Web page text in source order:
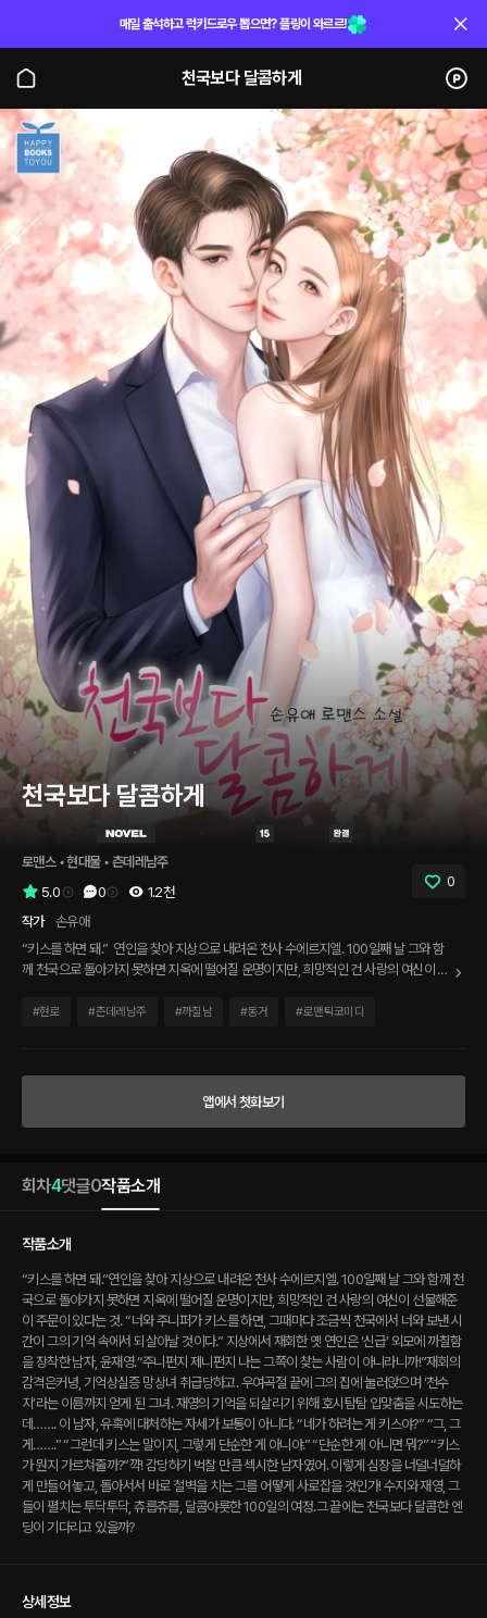
매일 출석하고 럭키드로우 뽑으면? 플링이 와르르!
천국보다 달콤하게
천국보다 달콤하게
로맨스 • 현대물 • 츤데레남주
5.0
0 1.2천
0
작가
손유애
​“키스를 하면 돼.” ​ 연인을 찾아 지상으로 내려온 천사 수에르지엘. 100일째 날 그와 함
께 천국으로 돌아가지 못하면 지옥에 떨어질 운명이지만, 희망적인 건 사랑의 여신이 선
와 보낸 시간이 그의 기억 속에서 되살아날 것이다.” 지상에서 재회한 옛 연인은 ‘신급’
에 눌러앉으며 ‘천수지’라는 이름까지 얻게 된 그녀. 재영의 기억을 되살리기 위해 호시
탐탐 입맞춤을 시도하는데……. 이 남자, 유혹에 대처하는 자세가 보통이 아니다. “네가
게 사로잡을 것인가! 수지와 재영, 그들이 펼치는 투닥투닥, 츄릅츄릅, 달콤야릇한 100
일의 여정. ​ 그 끝에는 천국보다 달콤한 엔딩이 기다리고 있을까?​
#현로 #츤데레남주 #까칠남 #동거 #로맨틱코미디
앱에서 첫화보기
회차4댓글0작품소개
작품소개
​“키스를 하면 돼.” ​ 연인을 찾아 지상으로 내려온 천사 수에르지엘. 100일째 날 그와 함께 천
국으로 돌아가지 못하면 지옥에 떨어질 운명이지만, 희망적인 건 사랑의 여신이 선물해준
이 주문이 있다는 것. “너와 주니퍼가 키스를 하면, 그때마다 조금씩 천국에서 너와 보낸 시
간이 그의 기억 속에서 되살아날 것이다.” 지상에서 재회한 옛 연인은 ‘신급’ 외모에 까칠함
을 장착한 남자, 윤재영. ​ ​“주니펀지 제니펀지 나는 그쪽이 찾는 사람이 아니라니까!” ​ 재회의
감격은커녕, 기억상실증 망상녀 취급당하고. 우여곡절 끝에 그의 집에 눌러앉으며 ‘천수
지’라는 이름까지 얻게 된 그녀. 재영의 기억을 되살리기 위해 호시탐탐 입맞춤을 시도하는
데……. 이 남자, 유혹에 대처하는 자세가 보통이 아니다. “네가 하려는 게 키스야?” “그, 그
게…….” “그런데 키스는 말이지, 그렇게 단순한 게 아니야.” “단순한 게 아니면 뭐?” “키스
가 뭔지 가르쳐줄까?” ​ 꺅! 감당하기 벅찰 만큼 섹시한 남자였어. 이렇게 심장을 너덜너덜하
게 만들어 놓고, 돌아서서 바로 철벽을 치는 그를 어떻게 사로잡을 것인가! 수지와 재영, 그
들이 펼치는 투닥투닥, 츄릅츄릅, 달콤야릇한 100일의 여정. ​ 그 끝에는 천국보다 달콤한 엔
딩이 기다리고 있을까?​
상세정보